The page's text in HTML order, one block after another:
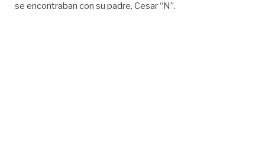
se encontraban con su padre, Cesar “N”.